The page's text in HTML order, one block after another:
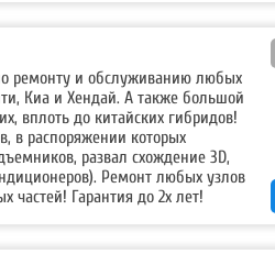
ремонту и обслуживанию любых
Киа и Хендай. А также большой
вплоть до китайских гибридов!
в распоряжении которых
развал схождение 3D,
Ремонт любых узлов
частей! Гарантия до 2х лет!